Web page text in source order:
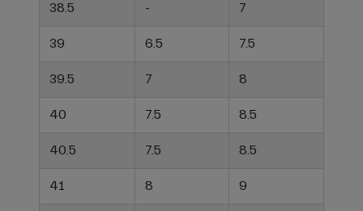
38.5 - 7
39 6.5 7.5
39.5 7 8
40 7.5 8.5
40.5 7.5 8.5
41 8 9